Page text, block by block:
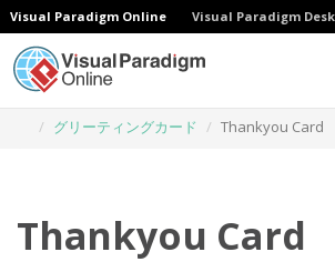
Visual Paradigm Online Visual Paradigm
グリーティングカード
Thankyou Card
Thankyou Card